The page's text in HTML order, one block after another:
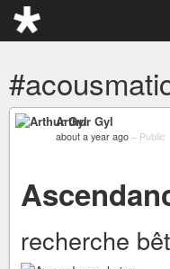
Arthur Gyl
about a year ago – Public
recherche